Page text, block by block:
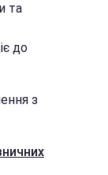
та
до
з